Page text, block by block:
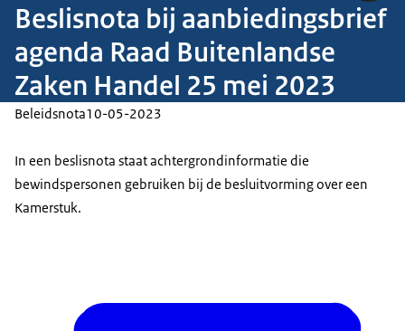
Beslisnota bij aanbiedingsbrief
agenda Raad Buitenlandse
Zaken Handel 25 mei 2023
Beleidsnota10-05-2023
In een beslisnota staat achtergrondinformatie die
bewindspersonen gebruiken bij de besluitvorming over een
Kamerstuk.